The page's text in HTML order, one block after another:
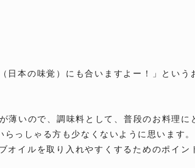
日本の味覚）にも合いますよー！」という
薄いので、調味料として、普段のお料理に
っしゃる方も少なくないように思います。
オイルを取り入れやすくするためのポイン